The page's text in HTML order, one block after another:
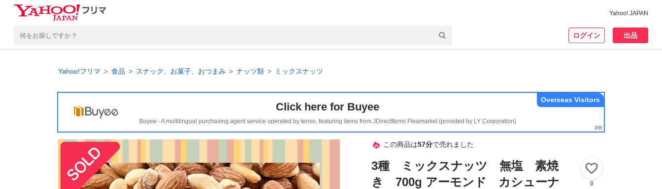
Yahoo! JAPAN
ログイン 出品
Yahoo!フリマ 食品 スナック、お菓子、おつまみ ナッツ類 ミックスナッツ
Click here for Buyee
Buyee - A multilingual purchasing agent service operated by tenso, featuring items from JDirectItems Fleamarket (provided by LY Corporation)
Overseas Visitors
この商品は57分で売れました
3種 ミックスナッツ 無塩 素焼
き 700g アーモンド カシューナ
0